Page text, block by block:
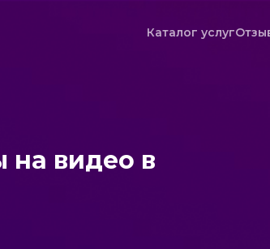
Каталог услуг
на видео в